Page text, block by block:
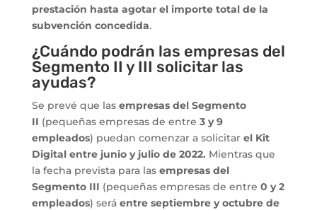
prestación hasta agotar el importe total de la
subvención concedida.
¿Cuándo podrán las empresas del
Segmento II y III solicitar las
ayudas?
Se prevé que las empresas del Segmento
II (pequeñas empresas de entre 3 y 9
empleados) puedan comenzar a solicitar el Kit
Digital entre junio y julio de 2022. Mientras que
la fecha prevista para las empresas del
Segmento III (pequeñas empresas de entre 0 y 2
empleados) será entre septiembre y octubre de